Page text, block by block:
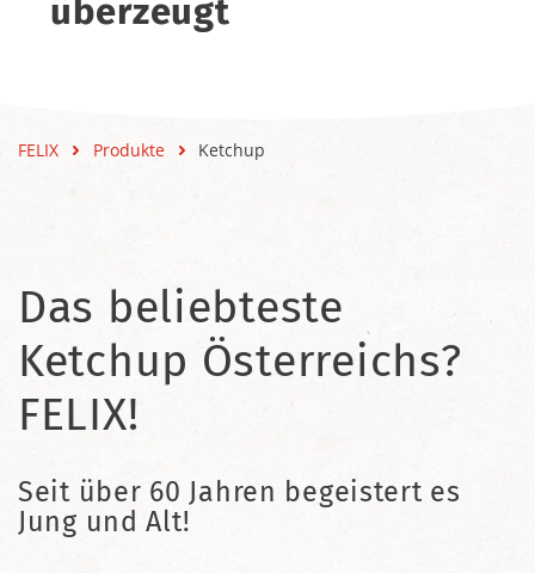
überzeugt
FELIX Produkte Ketchup
Das beliebteste
Ketchup Österreichs?
FELIX!
Seit über 60 Jahren begeistert es
Jung und Alt!